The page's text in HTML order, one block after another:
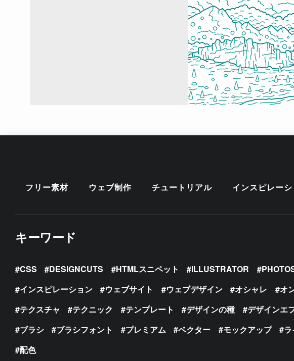
フリー素材 ウェブ制作 チュートリアル インスピレー
キーワード
CSS DESIGNCUTS HTMLスニペット ILLUSTRATOR
インスピレーション
ウェブサイト ウェブデザイン オシャレ オ
テクスチャ
テクニック テンプレート デザインの種 デザインエ
ブラシ
ブラシフォント プレミアム ベクター モックアップ ラ
配色